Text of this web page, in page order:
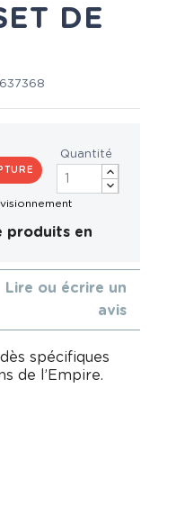
DE
Quantité
produits en
Lire ou écrire un
avis
spécifiques
de l’Empire.